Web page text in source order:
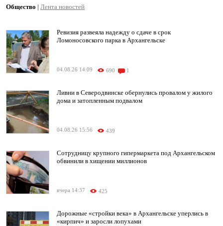
Общество | Лента новостей
Ревизия развеяла надежду о сдаче в срок
Ломоносовского парка в Архангельске
04.08.26 14:09 690 1
Ливни в Северодвинске обернулись провалом у жилого
дома и затопленным подвалом
04.08.26 15:56 439
Сотрудницу крупного гипермаркета под Архангельском
обвинили в хищении миллионов
вчера 14:37 425
Дорожные «стройки века» в Архангельске уперлись в
«кирпич» и заросли лопухами